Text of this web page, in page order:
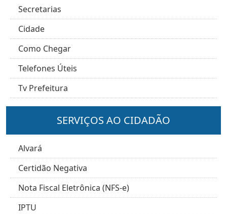
Secretarias
Cidade
Como Chegar
Telefones Úteis
Tv Prefeitura
SERVIÇOS AO CIDADÃO
Alvará
Certidão Negativa
Nota Fiscal Eletrônica (NFS-e)
IPTU